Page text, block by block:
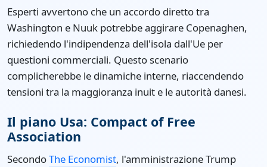
Esperti avvertono che un accordo diretto tra
Washington e Nuuk potrebbe aggirare Copenaghen,
richiedendo l'indipendenza dell'isola dall'Ue per
questioni commerciali. Questo scenario
complicherebbe le dinamiche interne, riaccendendo
tensioni tra la maggioranza inuit e le autorità danesi.
Il piano Usa: Compact of Free
Association
SecondoThe Economist, l'amministrazione Trump